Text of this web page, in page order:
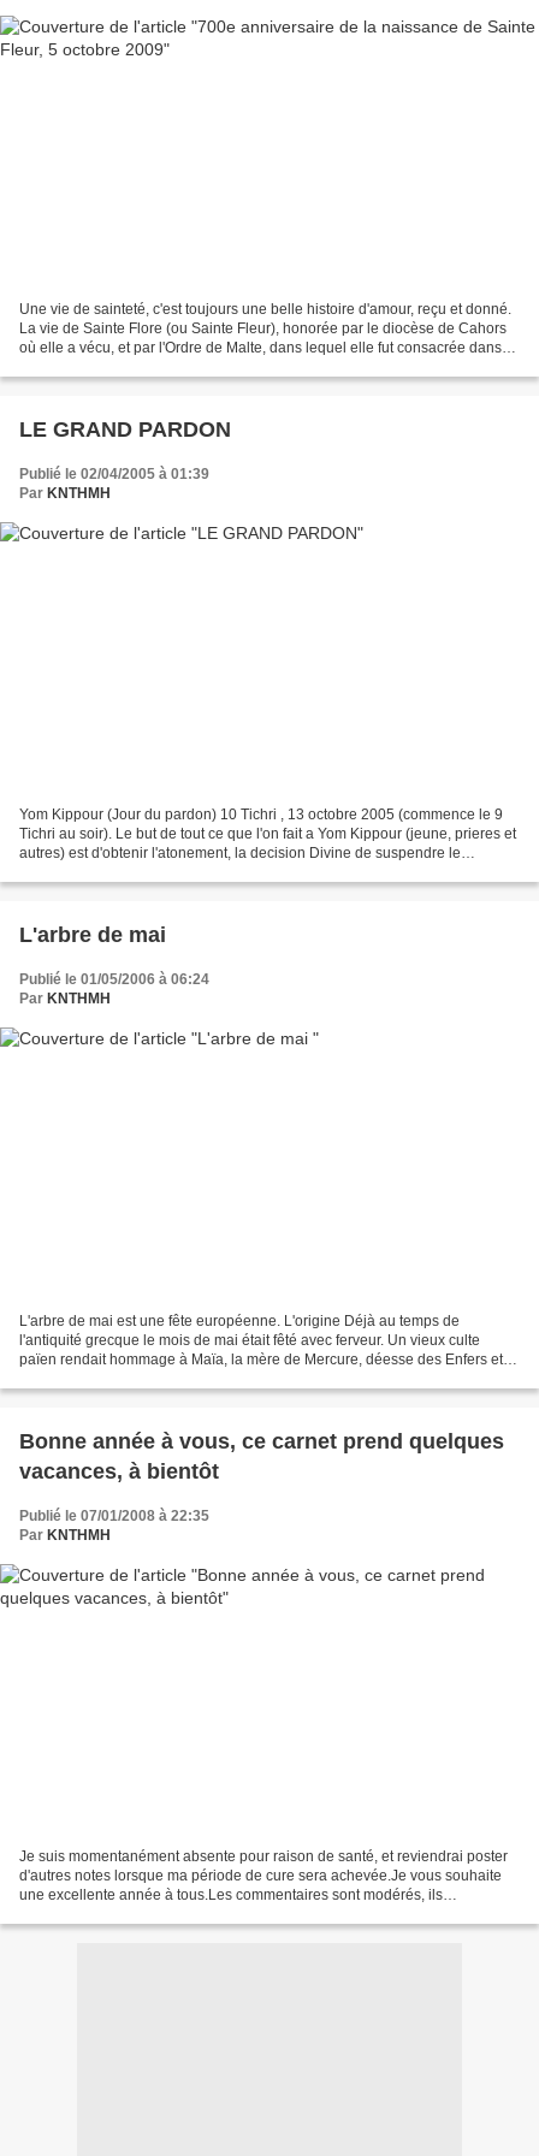
Une vie de sainteté, c'est toujours une belle histoire d'amour, reçu et donné.
La vie de Sainte Flore (ou Sainte Fleur), honorée par le diocèse de Cahors
où elle a vécu, et par l'Ordre de Malte, dans lequel elle fut consacrée dans
LE GRAND PARDON
Publié le 02/04/2005 à 01:39
Par KNTHMH
Yom Kippour (Jour du pardon) 10 Tichri , 13 octobre 2005 (commence le 9
Tichri au soir). Le but de tout ce que l'on fait a Yom Kippour (jeune, prieres et
autres) est d'obtenir l'atonement, la decision Divine de suspendre le
L'arbre de mai
Publié le 01/05/2006 à 06:24
Par KNTHMH
L'arbre de mai est une fête européenne. L'origine Déjà au temps de
l'antiquité grecque le mois de mai était fêté avec ferveur. Un vieux culte
païen rendait hommage à Maïa, la mère de Mercure, déesse des Enfers et
Bonne année à vous, ce carnet prend quelques
vacances, à bientôt
Publié le 07/01/2008 à 22:35
Par KNTHMH
Je suis momentanément absente pour raison de santé, et reviendrai poster
d'autres notes lorsque ma période de cure sera achevée.Je vous souhaite
une excellente année à tous.Les commentaires sont modérés, ils